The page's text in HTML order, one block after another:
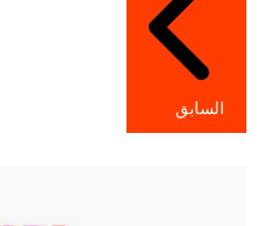
السابق